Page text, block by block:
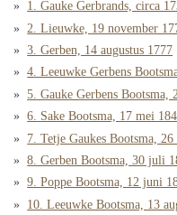
1. Gauke Gerbrands, circa
2. Lieuwke, 19 november
3. Gerben, 14 augustus 1777
4. Leeuwke Gerbens
5. Gauke Gerbens Bootsma,
6. Sake Bootsma, 17 mei
7. Tetje Gaukes Bootsma, 26
8. Gerben Bootsma, 30 juli
9. Poppe Bootsma, 12 juni
10. Leeuwke Bootsma, 13